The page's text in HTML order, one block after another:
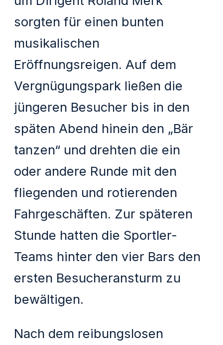
sorgten für einen bunten
musikalischen
Eröffnungsreigen. Auf dem
Vergnügungspark ließen die
jüngeren Besucher bis in den
späten Abend hinein den „Bär
tanzen“ und drehten die ein
oder andere Runde mit den
fliegenden und rotierenden
Fahrgeschäften. Zur späteren
Stunde hatten die Sportler-
Teams hinter den vier Bars den
ersten Besucheransturm zu
bewältigen.
Nach dem reibungslosen